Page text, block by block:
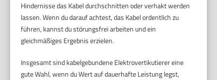
Hindernisse das Kabel durchschnitten oder verhakt werden
lassen. Wenn du darauf achtest, das Kabel ordentlich zu
führen, kannst du störungsfrei arbeiten und ein
gleichmäßiges Ergebnis erzielen.
Insgesamt sind kabelgebundene Elektrovertikutierer eine
gute Wahl, wenn du Wert auf dauerhafte Leistung legst,